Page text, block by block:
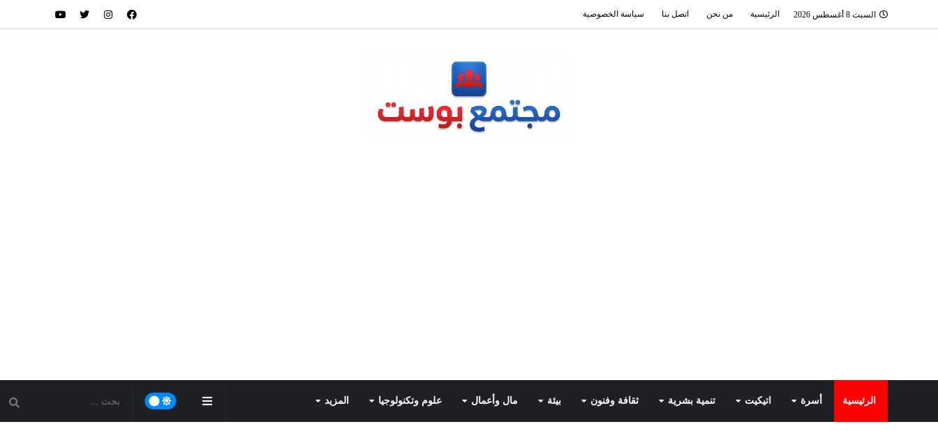
السبت 8 أغسطس 2026 الرئيسية من نحن اتصل بنا سياسة الخصوصية
الرئيسية أسرة اتيكيت تنمية بشرية ثقافة وفنون بيئة مال وأعمال علوم وتكنولوجيا المزيد